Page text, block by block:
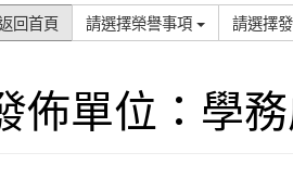
回首頁 請選擇榮譽事項 請選擇
佈單位：學